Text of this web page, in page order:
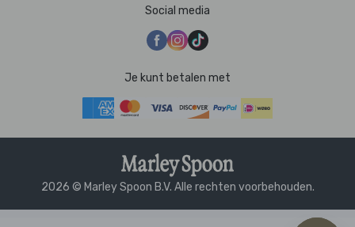
Social media
Je kunt betalen met
2026 © Marley Spoon B.V. Alle rechten voorbehouden.